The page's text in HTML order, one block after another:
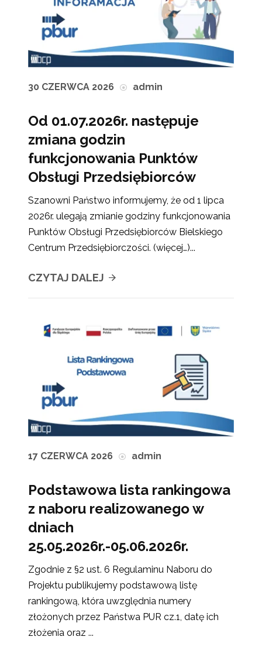
30 CZERWCA 2026 admin
Od 01.07.2026r. następuje
zmiana godzin
funkcjonowania Punktów
Obsługi Przedsiębiorców
Szanowni Państwo informujemy, że od 1 lipca
2026r. ulegają zmianie godziny funkcjonowania
Punktów Obsługi Przedsiębiorców Bielskiego
Centrum Przedsiębiorczości. (więcej…)...
CZYTAJ DALEJ
17 CZERWCA 2026 admin
Podstawowa lista rankingowa
z naboru realizowanego w
dniach
25.05.2026r.-05.06.2026r.
Zgodnie z §2 ust. 6 Regulaminu Naboru do
Projektu publikujemy podstawową listę
rankingową, która uwzględnia numery
złożonych przez Państwa PUR cz.1, datę ich
złożenia oraz ...